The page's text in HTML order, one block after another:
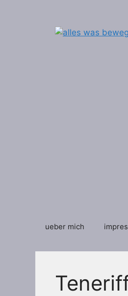
ueber mich